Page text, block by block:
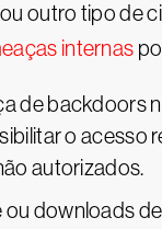
outro tipo de
internas
de backdoors
o acesso
autorizados.
ou downloads